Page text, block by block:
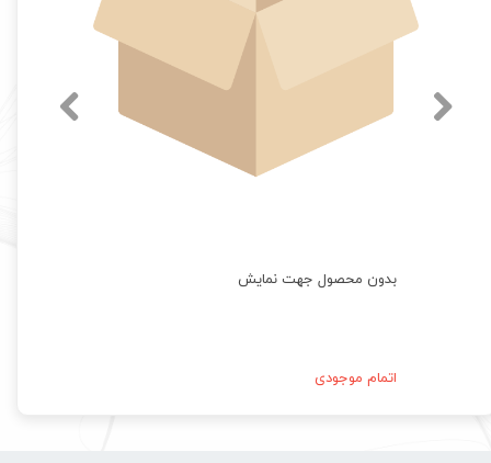
بدون محصول جهت نمایش
اتمام موجودی